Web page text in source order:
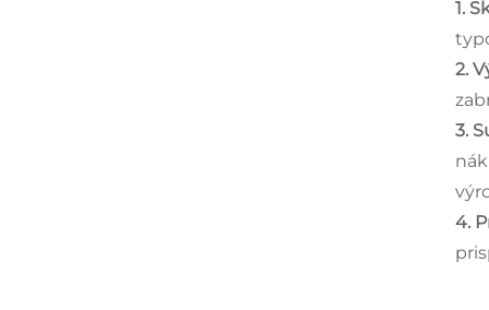
1.
2.
3.
4.